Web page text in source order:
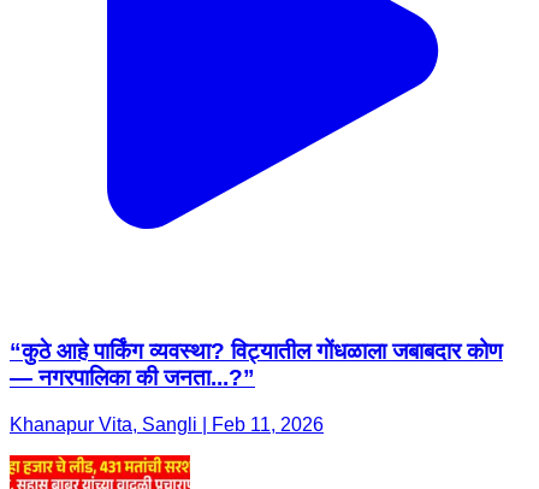
“कुठे आहे पार्किंग व्यवस्था? विट्यातील गोंधळाला जबाबदार कोण
— नगरपालिका की जनता...?”
Khanapur Vita, Sangli | Feb 11, 2026